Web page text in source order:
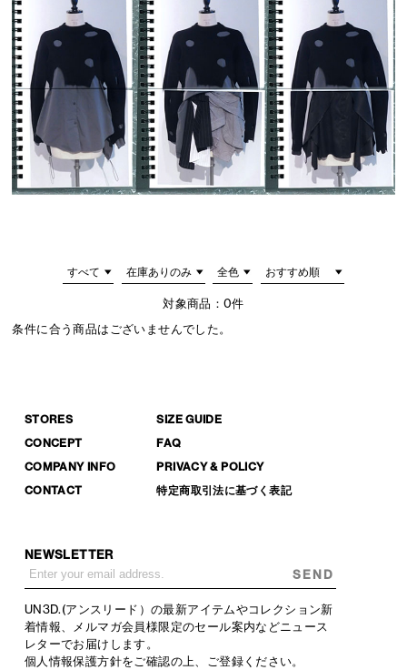
対象商品：0件
条件に合う商品はございませんでした。
STORES
CONCEPT
COMPANY INFO
CONTACT
SIZE GUIDE
FAQ
PRIVACY & POLICY
特定商取引法に基づく表記
NEWSLETTER
SEND
UN3D.(アンスリード）の最新アイテムやコレクション新
着情報、メルマガ会員様限定のセール案内などニュース
レターでお届けします。
個人情報保護方針をご確認の上、ご登録ください。